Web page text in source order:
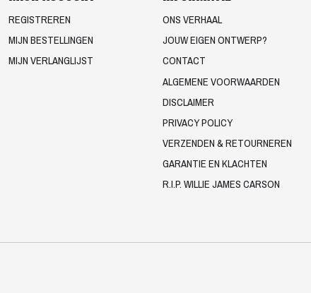
REGISTREREN
MIJN BESTELLINGEN
MIJN VERLANGLIJST
ONS VERHAAL
JOUW EIGEN ONTWERP?
CONTACT
ALGEMENE VOORWAARDEN
DISCLAIMER
PRIVACY POLICY
VERZENDEN & RETOURNEREN
GARANTIE EN KLACHTEN
R.I.P. WILLIE JAMES CARSON